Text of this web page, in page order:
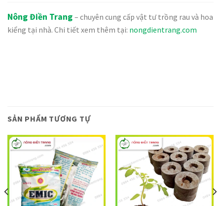
Nông Điền Trang – chuyên cung cấp vật tư trồng rau và hoa
kiểng tại nhà. Chi tiết xem thêm tại: nongdientrang.com
SẢN PHẨM TƯƠNG TỰ